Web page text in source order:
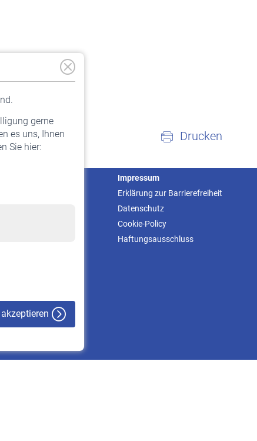
gerne
es uns, Ihnen
Sie hier:
Drucken
Impressum
Erklärung zur Barrierefreiheit
Datenschutz
Cookie-Policy
Haftungsausschluss